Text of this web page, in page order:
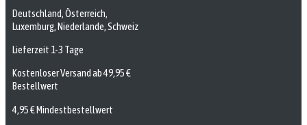
Deutschland, Österreich,
Luxemburg, Niederlande, Schweiz
Lieferzeit 1-3 Tage
Kostenloser Versand ab 49,95 €
Bestellwert
4,95 € Mindestbestellwert